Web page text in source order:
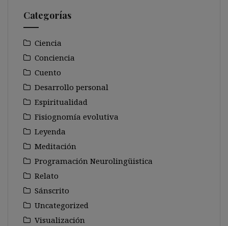
Categorías
Ciencia
Conciencia
Cuento
Desarrollo personal
Espiritualidad
Fisiognomía evolutiva
Leyenda
Meditación
Programación Neurolingüistica
Relato
Sánscrito
Uncategorized
Visualización